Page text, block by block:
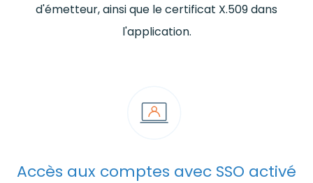
d'émetteur, ainsi que le certificat X.509 dans
l'application.
Accès aux comptes avec SSO activé